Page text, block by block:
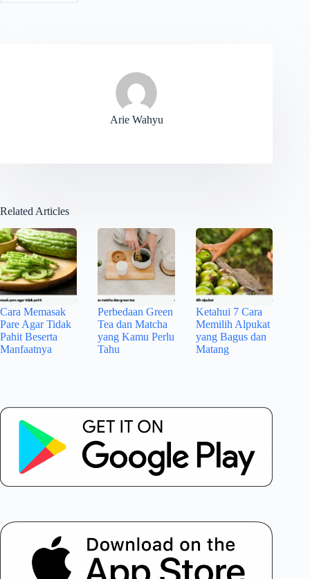
Arie Wahyu
Related Articles
Cara Memasak
Pare Agar Tidak
Pahit Beserta
Manfaatnya
Perbedaan Green
Tea dan Matcha
yang Kamu Perlu
Tahu
Ketahui 7 Cara
Memilih Alpukat
yang Bagus dan
Matang